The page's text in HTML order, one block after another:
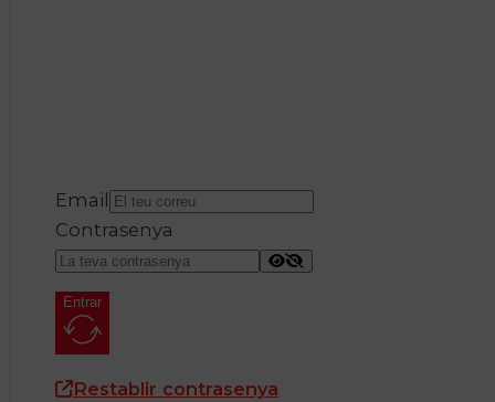
Email
Contrasenya
Entrar
Restablir contrasenya